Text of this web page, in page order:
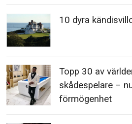
10 dyra
Topp 30 av
skådespelare –
förmögenhet